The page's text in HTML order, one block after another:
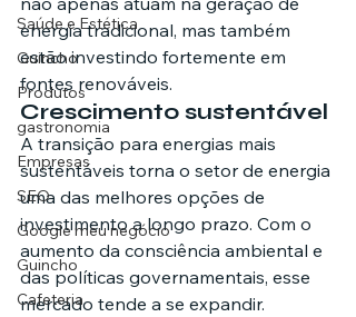
Saúde e Estética
Guincho
Produtos
gastronomia
Empresas
SEO
Google meu negócio
Guincho
Cafeteria
energia tradicional, mas também
estão investindo fortemente em
fontes renováveis.
Crescimento sustentável
A transição para energias mais
sustentáveis torna o setor de energia
uma das melhores opções de
investimento a longo prazo. Com o
aumento da consciência ambiental e
das políticas governamentais, esse
mercado tende a se expandir.